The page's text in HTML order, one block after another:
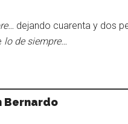
dejando cuarenta y dos
lo de siempre…
Bernardo